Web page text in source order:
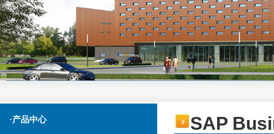
·产品中心 SAP